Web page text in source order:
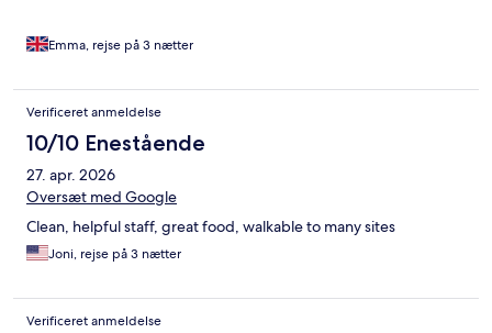
Emma, rejse på 3 nætter
Verificeret anmeldelse
10/10 Enestående
27. apr. 2026
Oversæt med Google
Clean, helpful staff, great food, walkable to many sites
Joni, rejse på 3 nætter
Verificeret anmeldelse